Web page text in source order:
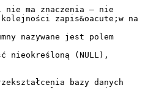
nie ma znaczenia – nie
zapis&oacute;w na
nazywane jest polem
nieokreśloną (NULL),
bazy danych